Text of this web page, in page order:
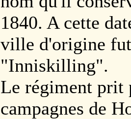
1840. A cette
ville d'origine
"Inniskilling".
Le régiment prit
campagnes de